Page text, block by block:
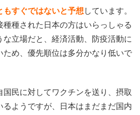
もすぐではないと予想 しています。
種された日本の方はいらっしゃる
な立場だと、経済活動、防疫活動に
ため、優先順位は多分かなり低いで
国民に対してワクチンを送り、摂取
るようですが、日本はまだまだ国内